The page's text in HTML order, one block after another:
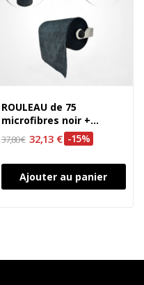
ROULEAU de 75
microfibres noir +
SUPPORT en Inox
37,80 € 32,13 € -15%
Ajouter au panier